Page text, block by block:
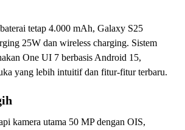
tetap 4.000 mAh, Galaxy S25
25W dan wireless charging. Sistem
One UI 7 berbasis Android 15,
yang lebih intuitif dan fitur-fitur terbaru.
kamera utama 50 MP dengan OIS,